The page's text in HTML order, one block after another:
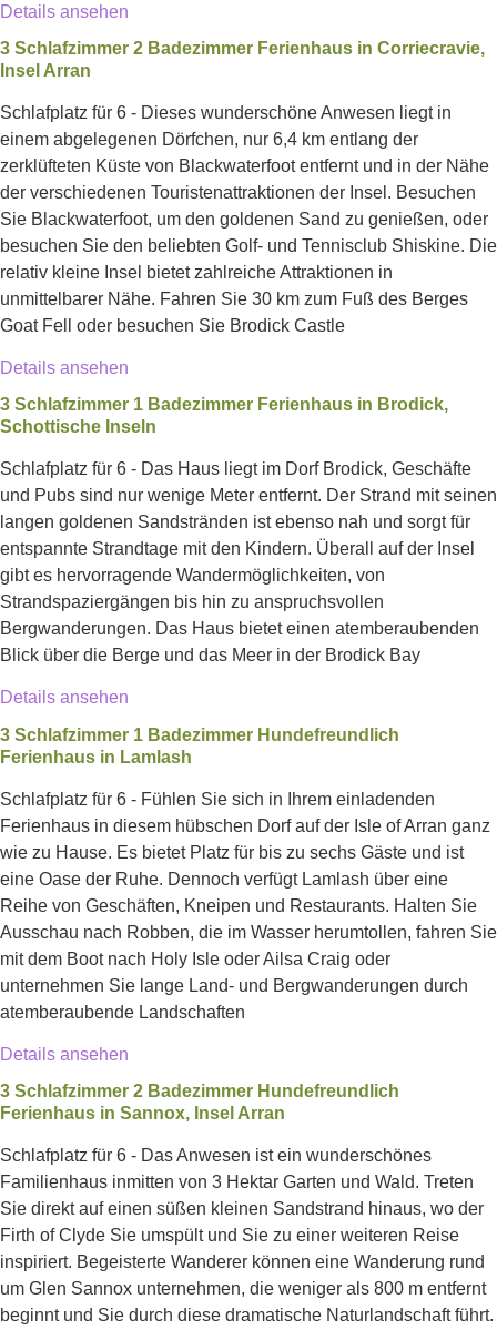
Details ansehen
3 Schlafzimmer 2 Badezimmer Ferienhaus in Corriecravie,
Insel Arran
Schlafplatz für 6 - Dieses wunderschöne Anwesen liegt in
einem abgelegenen Dörfchen, nur 6,4 km entlang der
zerklüfteten Küste von Blackwaterfoot entfernt und in der Nähe
der verschiedenen Touristenattraktionen der Insel. Besuchen
Sie Blackwaterfoot, um den goldenen Sand zu genießen, oder
besuchen Sie den beliebten Golf- und Tennisclub Shiskine. Die
relativ kleine Insel bietet zahlreiche Attraktionen in
unmittelbarer Nähe. Fahren Sie 30 km zum Fuß des Berges
Goat Fell oder besuchen Sie Brodick Castle
Details ansehen
3 Schlafzimmer 1 Badezimmer Ferienhaus in Brodick,
Schottische Inseln
Schlafplatz für 6 - Das Haus liegt im Dorf Brodick, Geschäfte
und Pubs sind nur wenige Meter entfernt. Der Strand mit seinen
langen goldenen Sandstränden ist ebenso nah und sorgt für
entspannte Strandtage mit den Kindern. Überall auf der Insel
gibt es hervorragende Wandermöglichkeiten, von
Strandspaziergängen bis hin zu anspruchsvollen
Bergwanderungen. Das Haus bietet einen atemberaubenden
Blick über die Berge und das Meer in der Brodick Bay
Details ansehen
3 Schlafzimmer 1 Badezimmer Hundefreundlich
Ferienhaus in Lamlash
Schlafplatz für 6 - Fühlen Sie sich in Ihrem einladenden
Ferienhaus in diesem hübschen Dorf auf der Isle of Arran ganz
wie zu Hause. Es bietet Platz für bis zu sechs Gäste und ist
eine Oase der Ruhe. Dennoch verfügt Lamlash über eine
Reihe von Geschäften, Kneipen und Restaurants. Halten Sie
Ausschau nach Robben, die im Wasser herumtollen, fahren Sie
mit dem Boot nach Holy Isle oder Ailsa Craig oder
unternehmen Sie lange Land- und Bergwanderungen durch
atemberaubende Landschaften
Details ansehen
3 Schlafzimmer 2 Badezimmer Hundefreundlich
Ferienhaus in Sannox, Insel Arran
Schlafplatz für 6 - Das Anwesen ist ein wunderschönes
Familienhaus inmitten von 3 Hektar Garten und Wald. Treten
Sie direkt auf einen süßen kleinen Sandstrand hinaus, wo der
Firth of Clyde Sie umspült und Sie zu einer weiteren Reise
inspiriert. Begeisterte Wanderer können eine Wanderung rund
um Glen Sannox unternehmen, die weniger als 800 m entfernt
beginnt und Sie durch diese dramatische Naturlandschaft führt.